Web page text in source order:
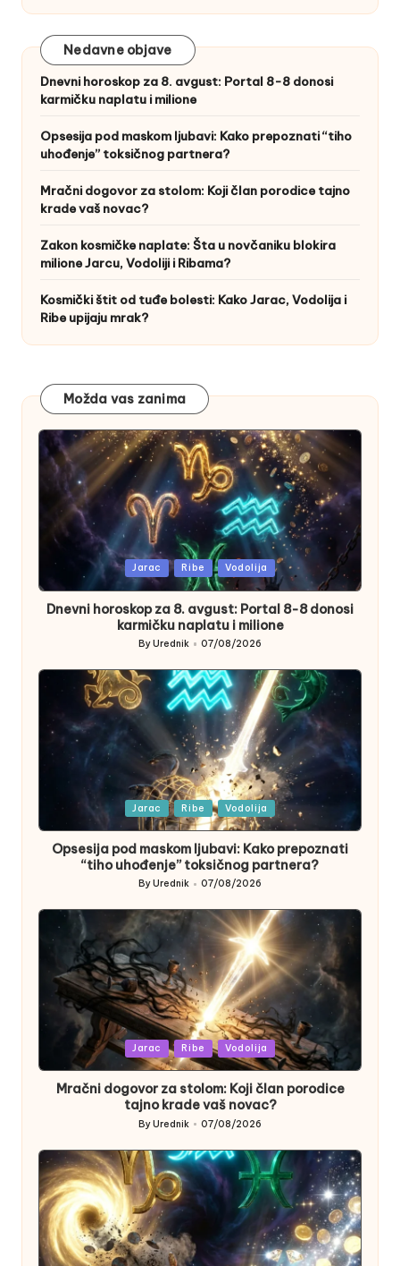
Nedavne objave
Dnevni horoskop za 8. avgust: Portal 8-8 donosi
karmičku naplatu i milione
Opsesija pod maskom ljubavi: Kako prepoznati “tiho
uhođenje” toksičnog partnera?
Mračni dogovor za stolom: Koji član porodice tajno
krade vaš novac?
Zakon kosmičke naplate: Šta u novčaniku blokira
milione Jarcu, Vodoliji i Ribama?
Kosmički štit od tuđe bolesti: Kako Jarac, Vodolija i
Ribe upijaju mrak?
Možda vas zanima
Posted
Jarac Ribe Vodolija
Dnevni horoskop za 8. avgust: Portal 8-8 donosi
karmičku naplatu i milione
Posted
ByUrednik 07/08/2026
Posted
Jarac Ribe Vodolija
Opsesija pod maskom ljubavi: Kako prepoznati
“tiho uhođenje” toksičnog partnera?
Posted
by
ByUrednik 07/08/2026
Posted
Jarac Ribe Vodolija
Mračni dogovor za stolom: Koji član porodice
tajno krade vaš novac?
Posted
ByUrednik 07/08/2026